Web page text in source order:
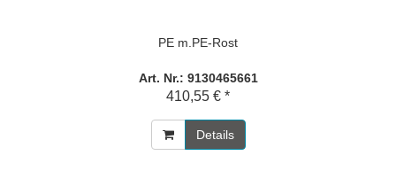
PE m.PE-Rost
Art. Nr.: 9130465661
410,55 € *
Details